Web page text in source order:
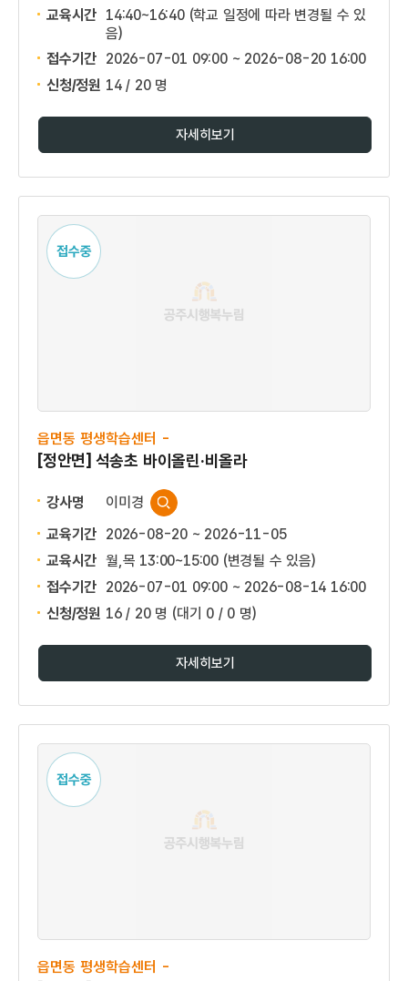
교육시간 14:40~16:40 (학교 일정에 따라 변경될 수 있
음)
접수기간 2026-07-01 09:00 ~ 2026-08-20 16:00
신청/정원 14 / 20 명
자세히보기
접수중
읍면동 평생학습센터 -
[정안면] 석송초 바이올린·비올라
강사명
이미경
교육기간 2026-08-20 ~ 2026-11-05
교육시간 월,목 13:00~15:00 (변경될 수 있음)
접수기간 2026-07-01 09:00 ~ 2026-08-14 16:00
신청/정원 16 / 20 명 (대기 0 / 0 명)
자세히보기
접수중
읍면동 평생학습센터 -